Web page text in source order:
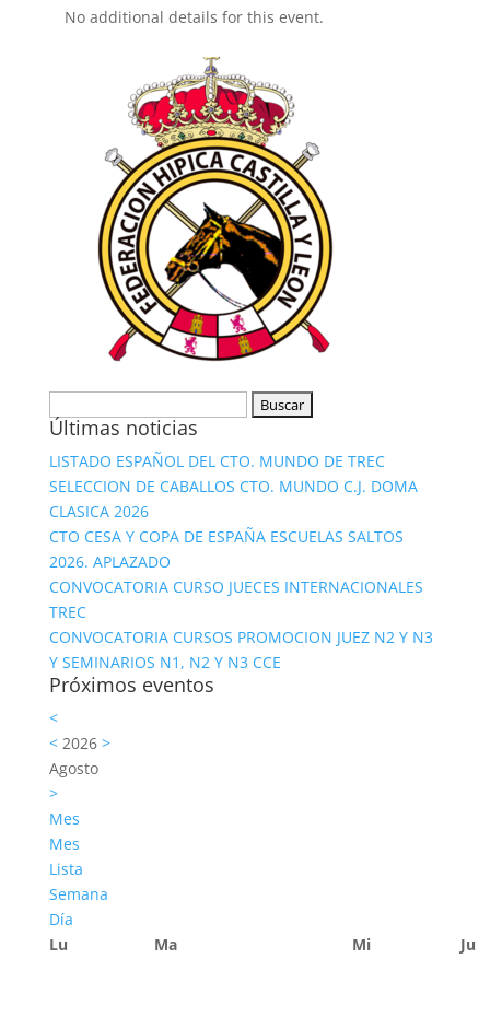
No additional details for this event.
Últimas noticias
LISTADO ESPAÑOL DEL CTO. MUNDO DE TREC
SELECCION DE CABALLOS CTO. MUNDO C.J. DOMA
CLASICA 2026
CTO CESA Y COPA DE ESPAÑA ESCUELAS SALTOS
2026. APLAZADO
CONVOCATORIA CURSO JUECES INTERNACIONALES
TREC
CONVOCATORIA CURSOS PROMOCION JUEZ N2 Y N3
Y SEMINARIOS N1, N2 Y N3 CCE
Próximos eventos
<
<2026 >
Agosto
>
Mes
Mes
Lista
Semana
Día
Lu
Ma Mi Ju